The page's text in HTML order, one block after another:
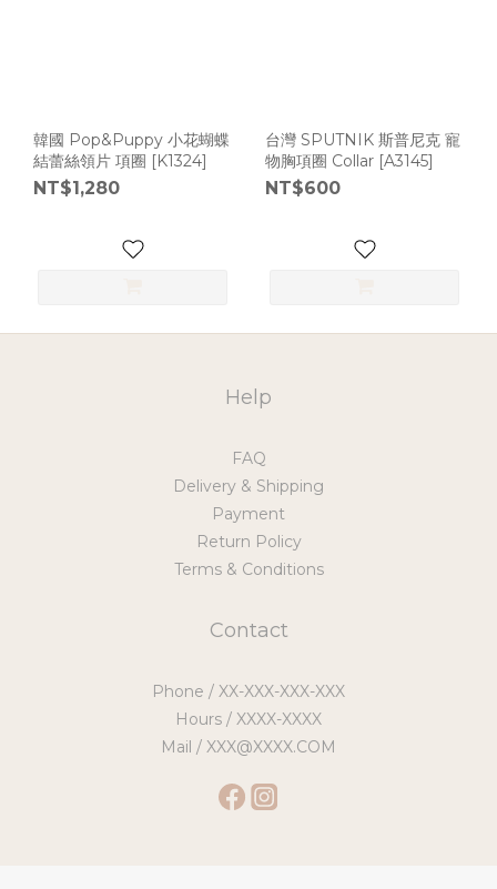
韓國 Pop&Puppy 小花蝴蝶
結蕾絲領片 項圈 [K1324]
NT$1,280
台灣 SPUTNIK 斯普尼克 寵
物胸項圈 Collar [A3145]
NT$600
Help
FAQ
Delivery & Shipping
Payment
Return Policy
Terms & Conditions
Contact
Phone / XX-XXX-XXX-XXX
Hours / XXXX-XXXX
Mail / XXX@XXXX.COM